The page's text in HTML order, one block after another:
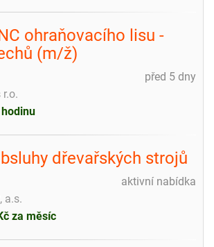
ohraňovacího lisu -
(m/ž)
před 5 dny
dřevařských strojů
aktivní nabídka
a.s.
za měsíc